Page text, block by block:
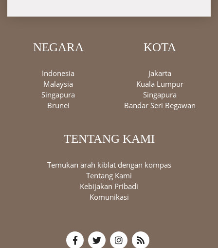
NEGARA
Indonesia
Malaysia
Singapura
Brunei
KOTA
Jakarta
Kuala Lumpur
Singapura
Bandar Seri Begawan
TENTANG KAMI
Temukan arah kiblat dengan kompas
Tentang Kami
Kebijakan Pribadi
Komunikasi